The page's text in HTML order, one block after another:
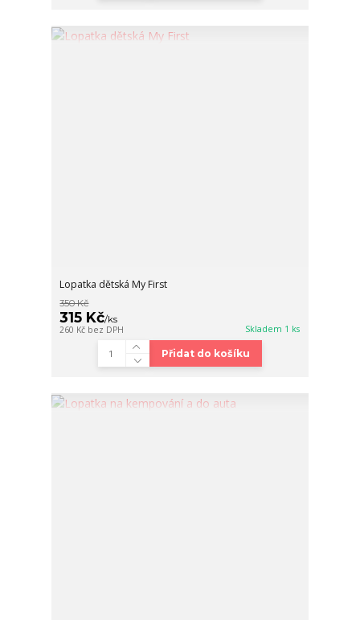
Lopatka dětská My First
350 Kč
315 Kč/ks
260 Kč bez DPH Skladem 1 ks
Přidat do košíku